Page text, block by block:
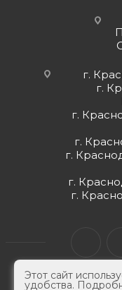
г.
г.
г.
г.
г.
г.
г.
Этот сайт
удобства.